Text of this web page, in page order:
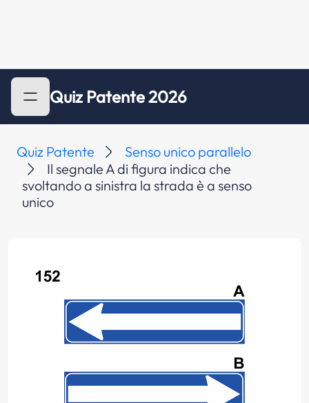
Quiz Patente 2026
Quiz Patente
Senso unico parallelo
Il segnale A di figura indica che
svoltando a sinistra la strada è a senso
unico